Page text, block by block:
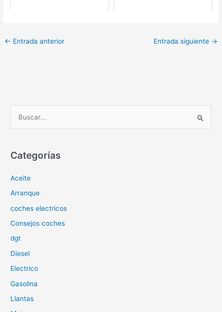
← Entrada anterior Entrada siguiente →
c
r
p
o
Categorías
Aceite
Arranque
coches electricos
Consejos coches
dgt
Diesel
Electrico
Gasolina
Llantas